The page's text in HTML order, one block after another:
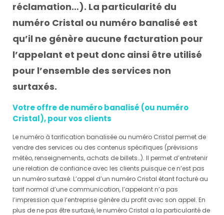
réclamation…). La particularité du
numéro Cristal ou numéro banalisé est
qu’il ne génère aucune facturation pour
l’appelant et peut donc ainsi être utilisé
pour l’ensemble des services non
surtaxés.
Votre offre de numéro banalisé (ou numéro
Cristal), pour vos clients
Le numéro à tarification banalisée ou numéro Cristal permet de
vendre des services ou des contenus spécifiques (prévisions
météo, renseignements, achats de billets…). Il permet d’entretenir
une relation de confiance avec les clients puisque ce n’est pas
un numéro surtaxé. L’appel d’un numéro Cristal étant facturé au
tarif normal d’une communication, l’appelant n’a pas
l’impression que l’entreprise génère du profit avec son appel. En
plus de ne pas être surtaxé, le numéro Cristal a la particularité de